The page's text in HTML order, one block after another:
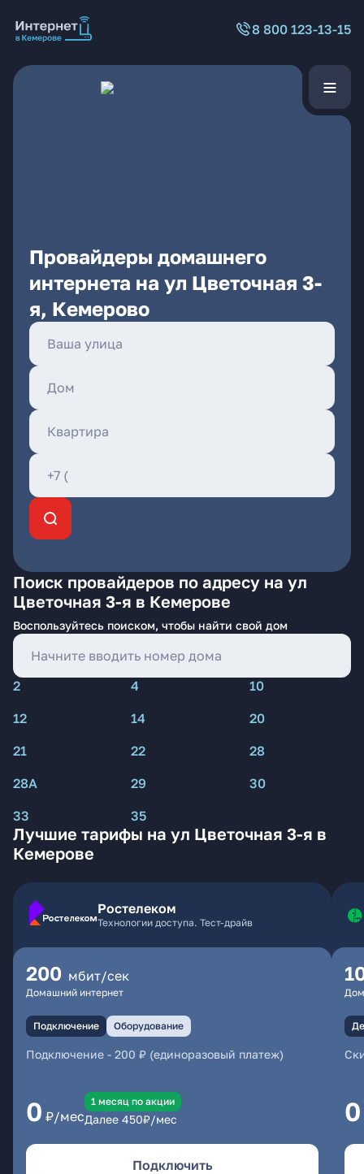
8 800 123-13-15
Провайдеры домашнего
интернета на ул Цветочная 3-
я, Кемерово
Поиск провайдеров по адресу на ул
Цветочная 3-я в Кемерове
Воспользуйтесь поиском, чтобы найти свой дом
2 4
10
12
14
20
21
22
28
28А
29
30
33
35
Лучшие тарифы на ул Цветочная 3-я в
Кемерове
Ростелеком
Технологии доступа. Тест-драйв
200 мбит/сек
Домашний интернет
Подключение Оборудование
Подключение - 200 ₽ (единоразовый платеж)
0 ₽/мес
1 месяц по акции
Далее 450₽/мес
Подключить
0